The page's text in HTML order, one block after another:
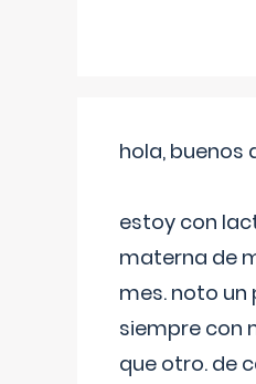
hola, buenos
estoy con
materna de
mes. noto un
siempre con
que otro. de